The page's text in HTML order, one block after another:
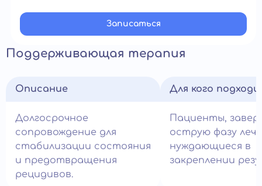
Записатьcя
Поддерживающая терапия
Описание
Долгосрочное
сопровождение для
стабилизации состояния
и предотвращения
рецидивов.
Для кого
Пациенты,
острую фазу
нуждающиеся в
закреплении